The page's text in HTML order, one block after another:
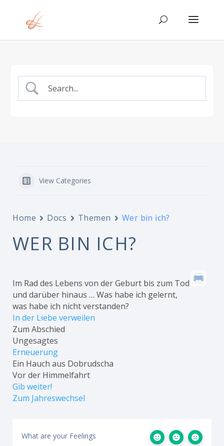
View Categories
Home Docs Тhemen Wer bin ich?
WER BIN ICH?
Im Rad des Lebens von der Geburt bis zum Tod
und darüber hinaus … Was habe ich gelernt,
was habe ich nicht verstanden?
In der Liebe verweilen
Zum Abschied
Ungesagtes
Erneuerung
Ein Hauch aus Dobrudscha
Vor der Himmelfahrt
Gib weiter!
Zum Jahreswechsel
What are your Feelings